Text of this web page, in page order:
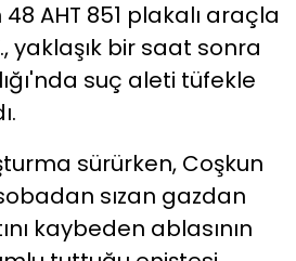
AHT 851 plakalı araçla
yaklaşık bir saat sonra
suç aleti tüfekle
sürürken, Coşkun
sobadan sızan gazdan
kaybeden ablasının